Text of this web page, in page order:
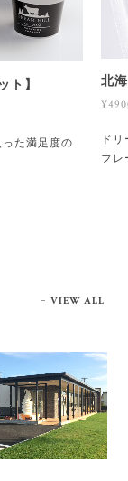
ト】
た満足度の
北
ド
フレ
VIEW ALL